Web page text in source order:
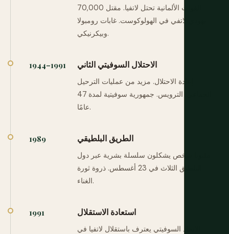
القوات الألمانية تحتل لاتفيا. مقتل 70,000
يهودي لاتفي في الهولوكوست. غابات رومبولا
وبيكرنيكي.
1944–1991 الاحتلال السوفيتي الثاني
إعادة الاحتلال. مزيد من عمليات الترحيل
الجماعي. الترويس. جمهورية سوفيتية لمدة 47
عامًا.
1989 الطريق البلطيقي
مليونا شخص يشكلون سلسلة بشرية عبر دول
البلطيق الثلاث في 23 أغسطس. ذروة ثورة
الغناء.
1991 استعادة الاستقلال
الاتحاد السوفيتي يعترف باستقلال لاتفيا في